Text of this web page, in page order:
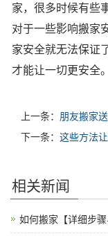
家，很多时候有些
对于一些影响搬家
家安全就无法保证
才能让一切更安全。
上一条： 朋友搬家
下一条： 这些方法
相关新闻
如何搬家【详细步骤